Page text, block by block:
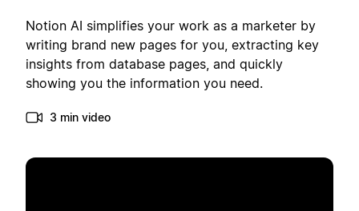
Notion AI simplifies your work as a marketer by
writing brand new pages for you, extracting key
insights from database pages, and quickly
showing you the information you need.
3 min video